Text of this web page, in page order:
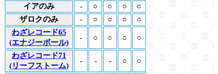
イアのみ
- ○ ○ ○
○
ザロクのみ
- ○ ○ ○
○
わざレコード65
(エナジーボール)
- ○ ○ ○ ○
わざレコード71
(リーフストーム)
- - - ○ ○